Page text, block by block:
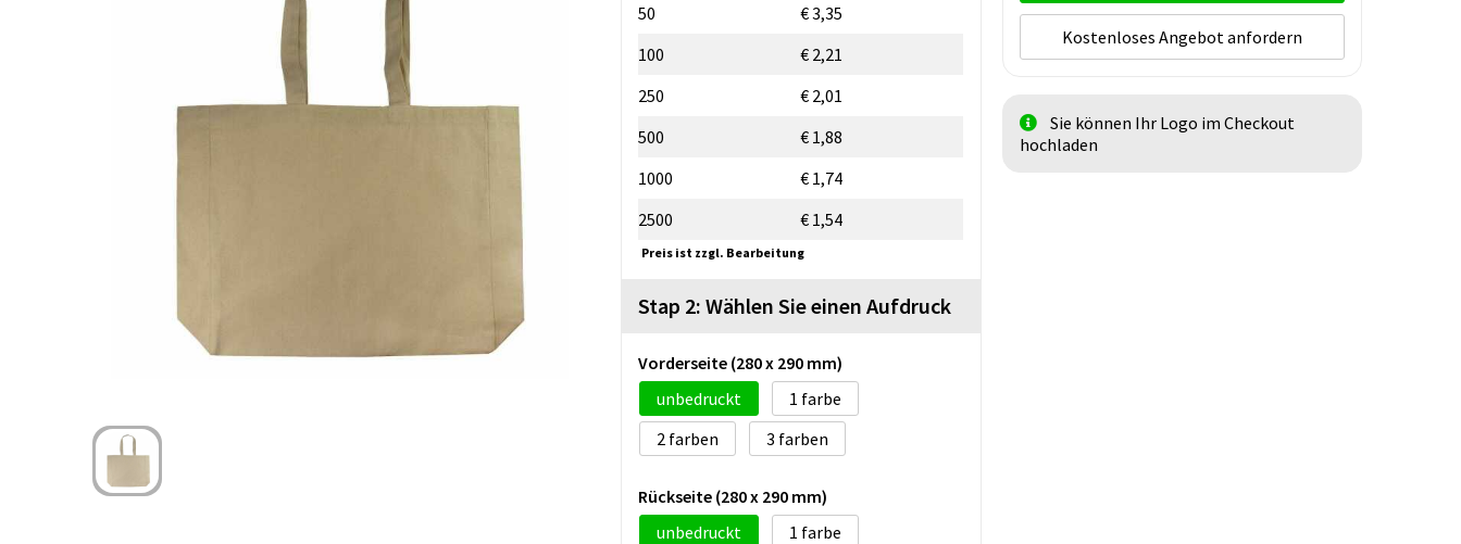
50
€ 3,35
100
€ 2,21
250
€ 2,01
500
€ 1,88
1000
€ 1,74
2500
€ 1,54
Preis ist zzgl. Bearbeitung
Stap 2: Wählen Sie einen Aufdruck
Vorderseite (280 x 290 mm)
unbedruckt
1
2
3
Rückseite (280 x 290 mm)
unbedruckt
1
Kostenloses Angebot anfordern
Sie können Ihr Logo im Checkout
hochladen